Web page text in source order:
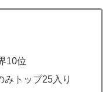
10位
みトップ25入り